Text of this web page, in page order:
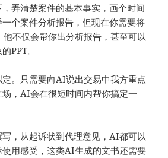
弄清楚案件的基本事实，画个时间
个案件分析报告，但现在你需要将
不仅会帮你出分析报告，甚至可以
PPT。
。只需要向AI说出交易中我方重点
，AI会在很短时间内帮你搞定一
，从起诉状到代理意见，AI都可以
用感受，这类AI生成的文书还需要